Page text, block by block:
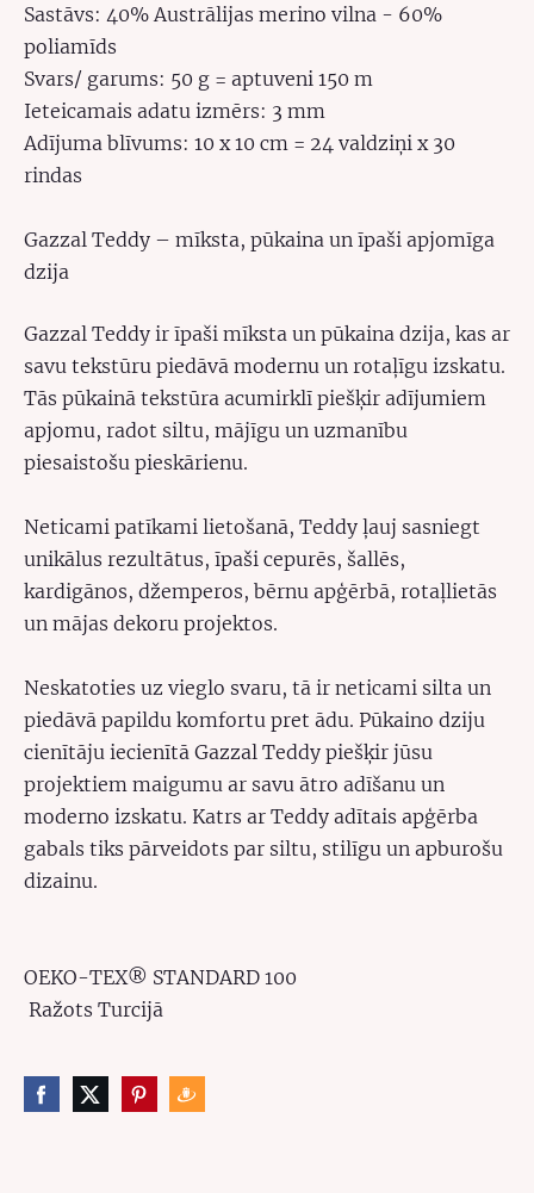
Sastāvs: 40% Austrālijas merino vilna - 60%
poliamīds
Svars/ garums: 50 g = aptuveni 150 m
Ieteicamais adatu izmērs: 3 mm
Adījuma blīvums: 10 x 10 cm = 24 valdziņi x 30
rindas
Gazzal Teddy – mīksta, pūkaina un īpaši apjomīga
dzija
Gazzal Teddy ir īpaši mīksta un pūkaina dzija, kas ar
savu tekstūru piedāvā modernu un rotaļīgu izskatu.
Tās pūkainā tekstūra acumirklī piešķir adījumiem
apjomu, radot siltu, mājīgu un uzmanību
piesaistošu pieskārienu.
Neticami patīkami lietošanā, Teddy ļauj sasniegt
unikālus rezultātus, īpaši cepurēs, šallēs,
kardigānos, džemperos, bērnu apģērbā, rotaļlietās
un mājas dekoru projektos.
Neskatoties uz vieglo svaru, tā ir neticami silta un
piedāvā papildu komfortu pret ādu. Pūkaino dziju
cienītāju iecienītā Gazzal Teddy piešķir jūsu
projektiem maigumu ar savu ātro adīšanu un
moderno izskatu. Katrs ar Teddy adītais apģērba
gabals tiks pārveidots par siltu, stilīgu un apburošu
dizainu.
OEKO-TEX® STANDARD 100
Ražots Turcijā